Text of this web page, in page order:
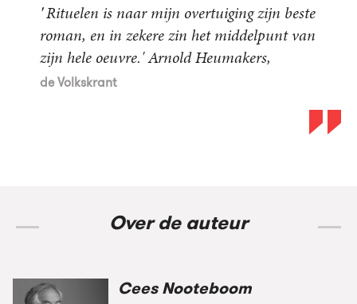
'Rituelen is naar mijn overtuiging zijn beste
roman, en in zekere zin het middelpunt van
zijn hele oeuvre.' Arnold Heumakers,
de Volkskrant
Over de auteur
Cees Nooteboom